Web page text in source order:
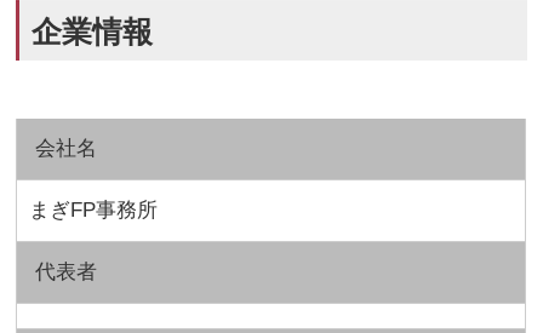
企業情報
会社名
まぎFP事務所
代表者